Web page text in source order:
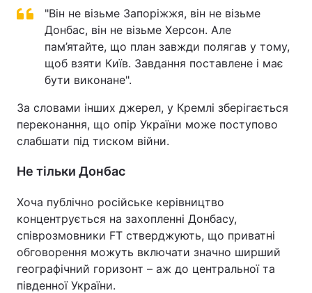
Тема оформлення
"Він не візьме Запоріжжя, він не візьме
Донбас, він не візьме Херсон. Але
пам’ятайте, що план завжди полягав у тому,
щоб взяти Київ. Завдання поставлене і має
бути виконане".
За словами інших джерел, у Кремлі зберігається
переконання, що опір України може поступово
слабшати під тиском війни.
Не тільки Донбас
Хоча публічно російське керівництво
концентрується на захопленні Донбасу,
співрозмовники FT стверджують, що приватні
обговорення можуть включати значно ширший
географічний горизонт – аж до центральної та
південної України.